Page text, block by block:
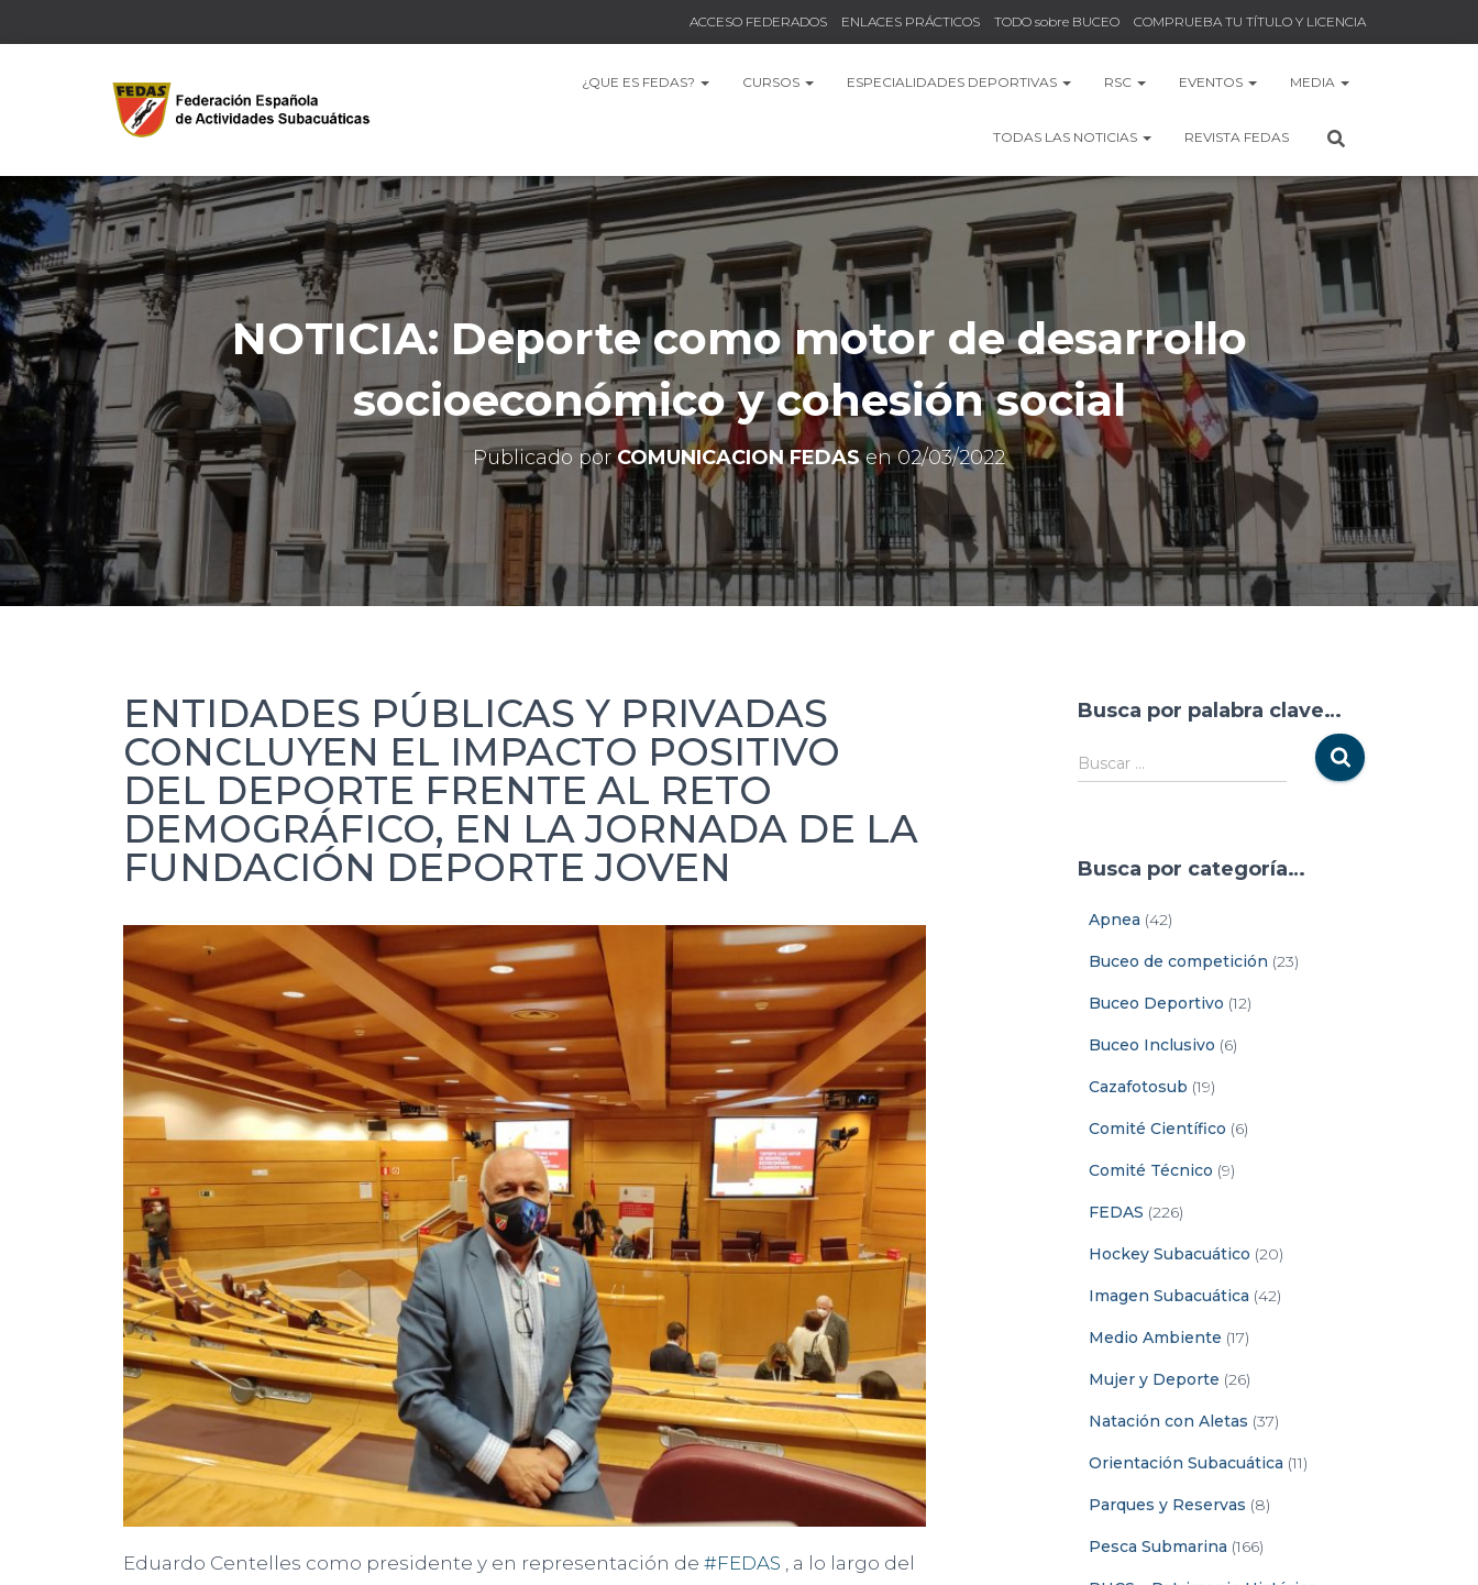
ACCESO FEDERADOS ENLACES PRÁCTICOS TODO sobre BUCEO COMPRUEBA TU TÍTULO Y LICENCIA
¿QUE ES FEDAS? CURSOS ESPECIALIDADES DEPORTIVAS RSC EVENTOS MEDIA
TODAS LAS NOTICIAS REVISTA FEDAS
NOTICIA: Deporte como motor de desarrollo
socioeconómico y cohesión social
Publicado porCOMUNICACION FEDASen02/03/2022
ENTIDADES PÚBLICAS Y PRIVADAS
CONCLUYEN EL IMPACTO POSITIVO
DEL DEPORTE FRENTE AL RETO
DEMOGRÁFICO, EN LA JORNADA DE LA
FUNDACIÓN DEPORTE JOVEN
Eduardo Centelles como presidente y en representación de #FEDAS , a lo largo del
Busca por palabra clave…
Buscar …
Busca por categoría…
Apnea (42)
Buceo de competición (23)
Buceo Deportivo (12)
Buceo Inclusivo (6)
Cazafotosub (19)
Comité Científico (6)
Comité Técnico (9)
FEDAS (226)
Hockey Subacuático (20)
Imagen Subacuática (42)
Medio Ambiente (17)
Mujer y Deporte (26)
Natación con Aletas (37)
Orientación Subacuática (11)
Parques y Reservas (8)
Pesca Submarina (166)